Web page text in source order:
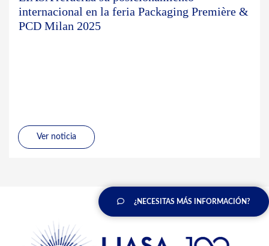
internacional en la feria Packaging Première &
PCD Milan 2025
Ver noticia
¿NECESITAS MÁS INFORMACIÓN?